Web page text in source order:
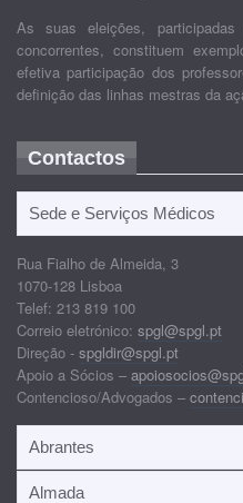
As suas eleições,
concorrentes, constituem
efetiva participação dos
definição das linhas mestras da
Contactos
Sede e Serviços Médicos
Rua Fialho de Almeida, 3
1070-128 Lisboa
Telef: 213 819 100
Correio eletrónico: spgl@spgl.pt
Direção - spgldir@spgl.pt
Apoio a Sócios –
Contencioso/Advogados –
Abrantes
Almada